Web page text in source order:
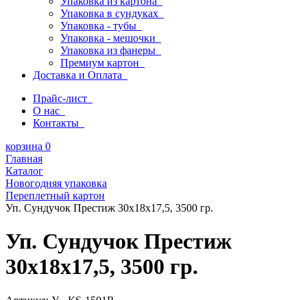
Упаковка в сундуках
Упаковка - тубы
Упаковка - мешочки
Упаковка из фанеры
Премиум картон
Доставка и Оплата
Прайс-лист
О нас
Контакты
корзина 0
Главная
Каталог
Новогодняя упаковка
Переплетный картон
Уп. Сундучок Престиж 30х18х17,5, 3500 гр.
Уп. Сундучок Престиж
30х18х17,5, 3500 гр.